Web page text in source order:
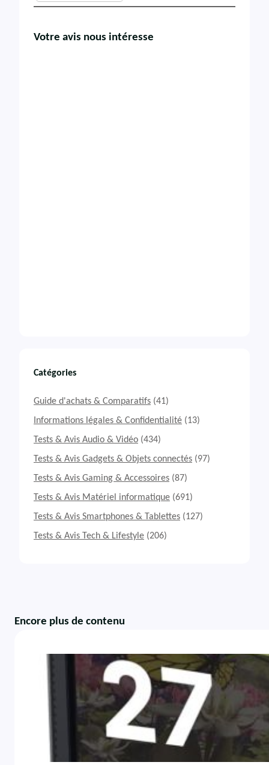
Votre avis nous intéresse
Catégories
Guide d'achats & Comparatifs (41)
Informations légales & Confidentialité (13)
Tests & Avis Audio & Vidéo (434)
Tests & Avis Gadgets & Objets connectés (97)
Tests & Avis Gaming & Accessoires (87)
Tests & Avis Matériel informatique (691)
Tests & Avis Smartphones & Tablettes (127)
Tests & Avis Tech & Lifestyle (206)
Encore plus de contenu